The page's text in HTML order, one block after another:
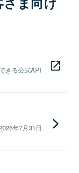
きる公式API
年7月31日